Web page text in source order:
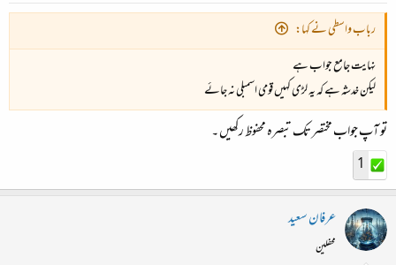
رباب واسطی نے کہا:
نہایت جامع جواب ہے
لیکن خدشہ ہے کہ یہ لڑی کہیں قومی اسمبلی نہ جائے
تو آپ جواب مختصر تک تبصرہ محفوظ رکھیں ۔
1
عرفان سعید
محفلین